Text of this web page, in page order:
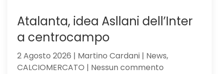
Atalanta, idea Asllani dell’Inter
a centrocampo
2 Agosto 2026 | Martino Cardani | News,
CALCIOMERCATO | Nessun commento